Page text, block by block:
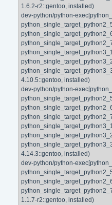
1.6.2-r2::gentoo, installed)
dev-python/python-
4.10.5::gentoo, installed)
dev-python/python-
4.14.3::gentoo, installed)
dev-python/python-
1.1.7-r2::gentoo, installed)